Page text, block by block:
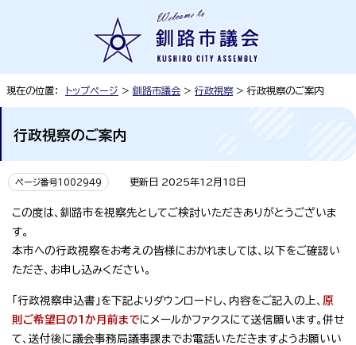
現在の位置： トップページ > 釧路市議会 > 行政視察> 行政視察のご案内
行政視察のご案内
ページ番号1002949 更新日 2025年12月18日
この度は、釧路市を視察先としてご検討いただきありがとうございま
す。
本市への行政視察をお考えの皆様におかれましては、以下をご確認い
ただき、お申し込みください。
「行政視察申込書」を下記よりダウンロードし、内容をご記入の上、 原
則ご希望日の1か月前までにメールかファクスにて送信願います。併せ
て、送付後に議会事務局議事課までお電話いただきますようお願いい